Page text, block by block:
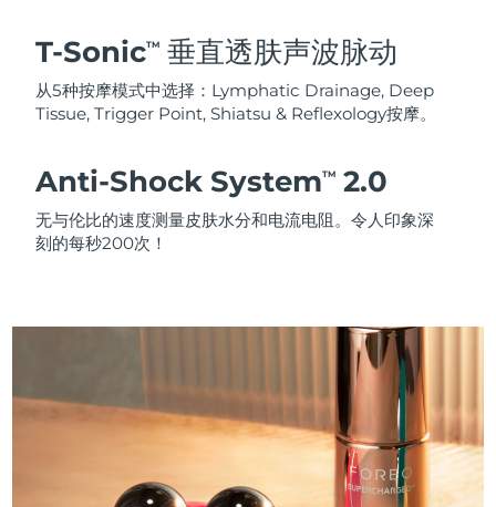
T-SonicTM 垂直透肤声波脉动
从5种按摩模式中选择：Lymphatic Drainage, Deep
Tissue, Trigger Point, Shiatsu & Reflexology按摩。
Anti-Shock SystemTM 2.0
无与伦比的速度测量皮肤水分和电流电阻。令人印象深
刻的每秒200次！